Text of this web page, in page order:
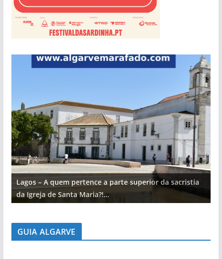
Lagos – A quem pertence a parte superior da sacristia
da Igreja de Santa Maria?!…
GUIA ALGARVE